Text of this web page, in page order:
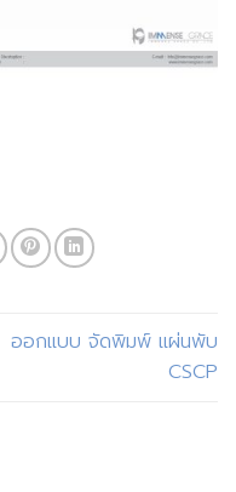
ออกแบบ จัดพิมพ์ แผ่นพับ
CSCP